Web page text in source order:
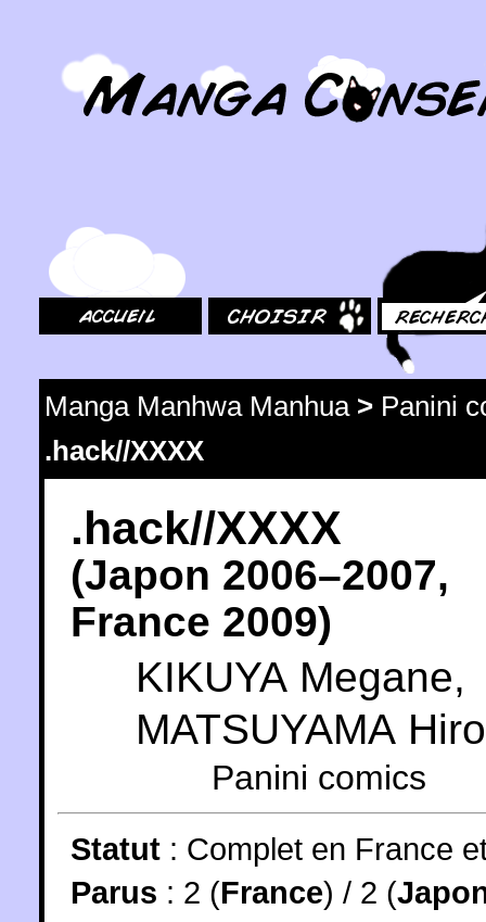
Manga Manhwa Manhua> Panini
.hack//XXXX
.hack//XXXX
(Japon 2006–2007,
France 2009)
KIKUYA Megane,
MATSUYAMA
Panini comics
Statut : Complet en France
Parus : 2 (France) / 2 (